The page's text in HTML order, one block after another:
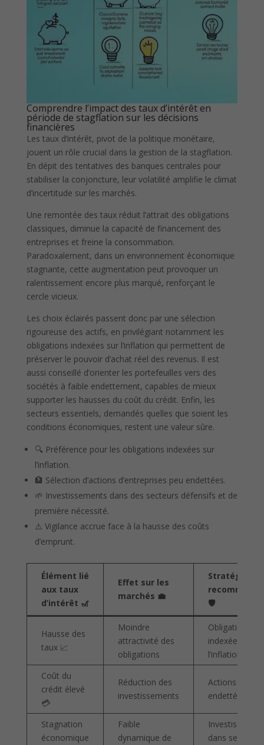
Comprendre l’impact des taux d’intérêt en
période de stagflation sur les décisions
financières
Les taux d’intérêt, pivot de la politique monétaire,
jouent un rôle crucial dans la gestion de la stagflation.
En dépit des tentatives des banques centrales pour
stabiliser la conjoncture, leur volatilité amplifie le climat
d’incertitude sur les marchés.
Une remontée des taux réduit l’attrait des obligations
classiques, diminue la capacité de financement des
entreprises et freine la consommation.
Paradoxalement, dans un environnement économique
stagnante, cette augmentation peut provoquer un
ralentissement encore plus marqué, renforçant le
cercle vicieux.
Les choix éclairés passent donc par une sélection
rigoureuse des actifs, en privilégiant notamment les
obligations indexées sur l’inflation qui permettent de
préserver le pouvoir d’achat réel des revenus. Il est
aussi conseillé d’orienter les portefeuilles vers des
sociétés à faible endettement, capables de mieux
supporter les hausses du coût du crédit. Enfin, les
secteurs essentiels, demandés quelles que soient les
conditions économiques, restent une valeur sûre.
🔍 Préférence pour les obligations indexées sur
l’inflation.
🏦 Sélection d’actions d’entreprises peu endettées.
🌱 Investissements dans des secteurs défensifs et de
première nécessité.
⚠️ Vigilance accrue face à la hausse des coûts
d’emprunt.
Élément lié
aux taux
d’intérêt 🎢
Effet sur les
marchés 💼
Stratégies
🛡️
Hausse des
taux 📈
Moindre
attractivité des
obligations
Obligations
indexées sur
l’inflation
Coût du
crédit élevé
💳
Réduction des
investissements
Actions peu
endettées
Stagnation
économique
Faible
dynamique de
dans secteurs